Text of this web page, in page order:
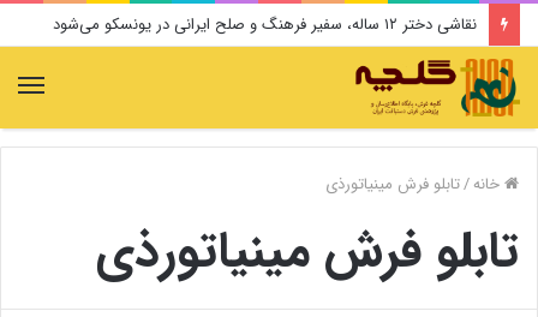
نقاشی دختر ۱۲ ساله، سفیر فرهنگ و صلح ایرانی در یونسکو می‌شود
خانه/تابلو فرش مینیاتورذی
تابلو فرش مینیاتورذی